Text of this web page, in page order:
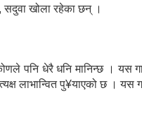
सदुवा खोला रहेका छन् ।
पनि धेरै धनि मानिन्छ । यस
पु¥याएको छ । यस